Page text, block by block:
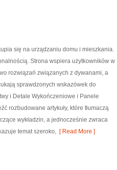
się na urządzaniu domu i mieszkania.
Strona wspiera użytkowników w
rozwiązań związanych z dywanami, a
sprawdzonych wskazówek do
i Detale Wykończeniowe i Panele
rozbudowane artykuły, które tłumaczą
wykładzin, a jednocześnie zwraca
temat szeroko, [ Read More ]